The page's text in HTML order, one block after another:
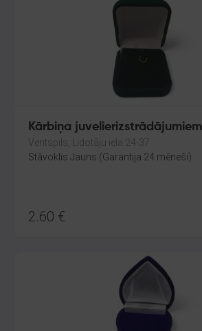
Kārbiņa juvelierizstrādājumiem
Ventspils, Lidotāju iela 24-37
Stāvoklis Jauns (Garantija 24 mēneši)
2.60 €